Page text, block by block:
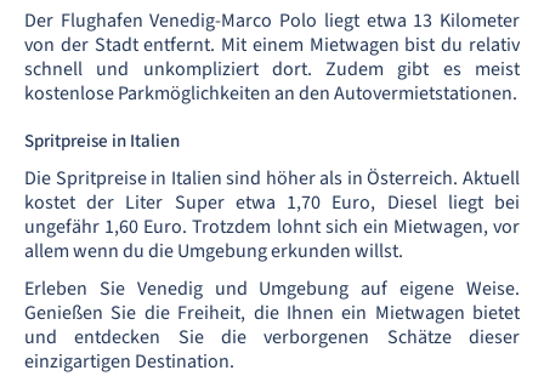
Der Flughafen Venedig-Marco Polo liegt etwa 13 Kilometer
von der Stadt entfernt. Mit einem Mietwagen bist du relativ
schnell und unkompliziert dort. Zudem gibt es meist
kostenlose Parkmöglichkeiten an den Autovermietstationen.
Spritpreise in Italien
Die Spritpreise in Italien sind höher als in Österreich. Aktuell
kostet der Liter Super etwa 1,70 Euro, Diesel liegt bei
ungefähr 1,60 Euro. Trotzdem lohnt sich ein Mietwagen, vor
allem wenn du die Umgebung erkunden willst.
Erleben Sie Venedig und Umgebung auf eigene Weise.
Genießen Sie die Freiheit, die Ihnen ein Mietwagen bietet
und entdecken Sie die verborgenen Schätze dieser
einzigartigen Destination.